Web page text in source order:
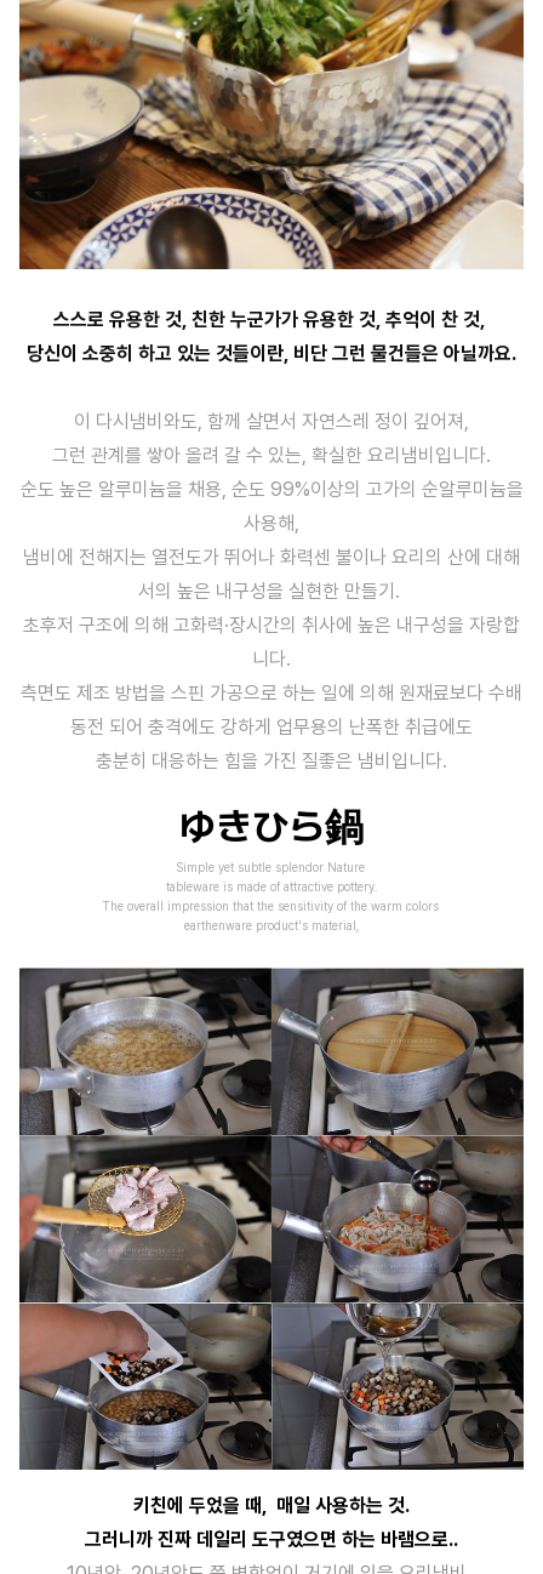
스스로 유용한 것, 친한 누군가가 유용한 것, 추억이 찬 것,
당신이 소중히 하고 있는 것들이란, 비단 그런 물건들은 아닐까요.
이 다시냄비와도, 함께 살면서 자연스레 정이 깊어져,
그런 관계를 쌓아 올려 갈 수 있는, 확실한 요리냄비입니다.
순도 높은 알루미늄을 채용, 순도 99%이상의 고가의 순알루미늄을
사용해,
냄비에 전해지는 열전도가 뛰어나 화력센 불이나 요리의 산에 대해
서의 높은 내구성을 실현한 만들기.
초후저 구조에 의해 고화력·장시간의 취사에 높은 내구성을 자랑합
니다.
측면도 제조 방법을 스핀 가공으로 하는 일에 의해 원재료보다 수배
동전 되어 충격에도 강하게 업무용의 난폭한 취급에도
충분히 대응하는 힘을 가진 질좋은 냄비입니다.
ゆきひら鍋
Simple yet subtle splendor Nature
tableware is made of attractive pottery.
The overall impression that the sensitivity of the warm colors
earthenware product's material,
키친에 두었을 때, 매일 사용하는 것.
그러니까 진짜 데일리 도구였으면 하는 바램으로..